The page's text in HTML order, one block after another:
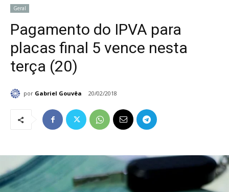
Geral
Pagamento do IPVA para
placas final 5 vence nesta
terça (20)
por Gabriel Gouvêa 20/02/2018